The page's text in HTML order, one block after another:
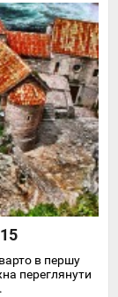
в першу
переглянути